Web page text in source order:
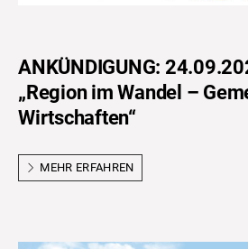
ANKÜNDIGUNG:
„Region im Wandel –
Wirtschaften“
MEHR ERFAHREN